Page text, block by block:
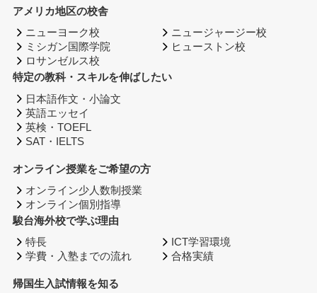
アメリカ地区の校舎
ニューヨーク校
ミシガン国際学院
ロサンゼルス校
ニュージャージー校
ヒューストン校
特定の教科・スキルを伸ばしたい
日本語作文・小論文
英語エッセイ
英検・TOEFL
SAT・IELTS
オンライン授業をご希望の方
オンライン少人数制授業
オンライン個別指導
駿台海外校で学ぶ理由
特長
学費・入塾までの流れ
ICT学習環境
合格実績
帰国生入試情報を知る